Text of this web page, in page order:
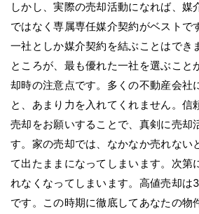
しかし、実際の売却活動になれば、媒
ではなく専属専任媒介契約がベストで
一社としか媒介契約を結ぶことはでき
ところが、最も優れた一社を選ぶこと
却時の注意点です。多くの不動産会社
と、あまり力を入れてくれません。信
売却をお願いすることで、真剣に売却
す。家の売却では、なかなか売れない
て出たままになってしまいます。次第
れなくなってしまいます。高値売却は
です。この時期に徹底してあなたの物